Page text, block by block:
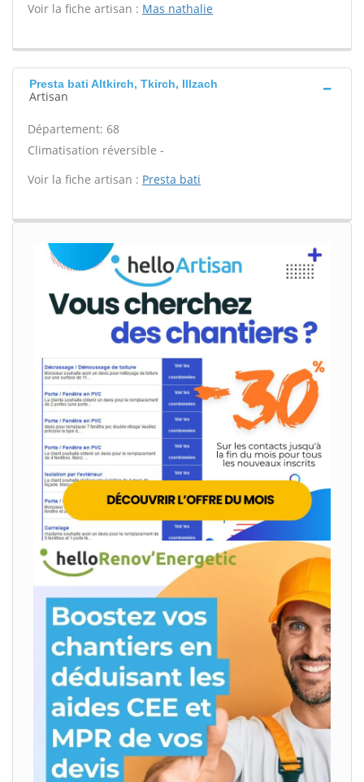
Voir la fiche artisan : Mas nathalie
Presta bati Altkirch, Tkirch, Illzach
Artisan
Département: 68
Climatisation réversible -
Voir la fiche artisan : Presta bati